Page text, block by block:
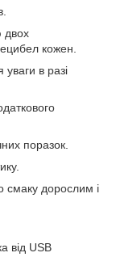
двох
кожен.
в разі
поразок.
смаку дорослим і
від USB